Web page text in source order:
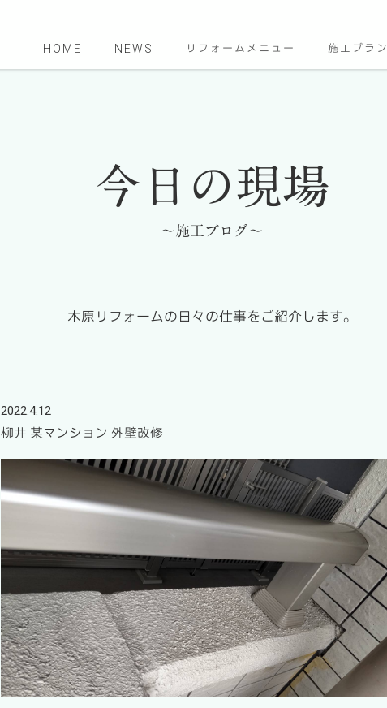
HOME NEWS リフォームメニュー 施工プラン
今日の現場
～施工ブログ～
木原リフォームの日々の仕事をご紹介します。
2022.4.12
柳井 某マンション 外壁改修